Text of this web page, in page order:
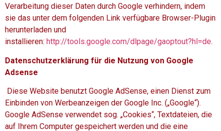
Verarbeitung dieser Daten durch Google verhindern, indem
sie das unter dem folgenden Link verfügbare Browser-Plugin
herunterladen und
installieren: http://tools.google.com/dlpage/gaoptout?hl=de.
Datenschutzerklärung für die Nutzung von Google
Adsense
Diese Website benutzt Google AdSense, einen Dienst zum
Einbinden von Werbeanzeigen der Google Inc. („Google“).
Google AdSense verwendet sog. „Cookies“, Textdateien, die
auf Ihrem Computer gespeichert werden und die eine